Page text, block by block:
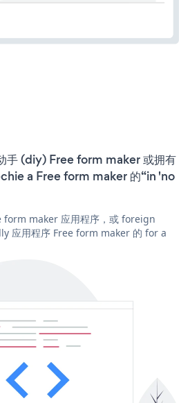
手 (diy) Free form maker 或拥有
a Free form maker 的“in 'no
form maker 应用程序，或 foreign
应用程序 Free form maker 的 for a